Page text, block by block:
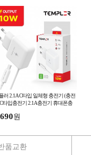
러 2.1A C타입 일체형 충전기 (충전
타입충전기 2.1A충전기 휴대폰충
원
품교환